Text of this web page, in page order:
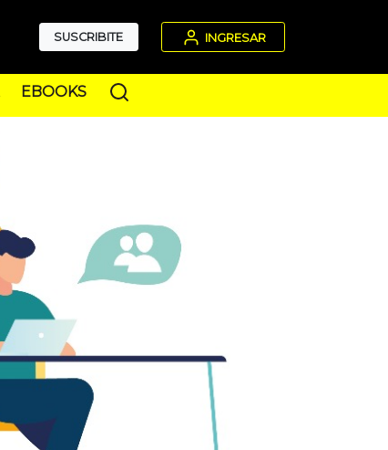
SUSCRIBITE INGRESAR
EBOOKS